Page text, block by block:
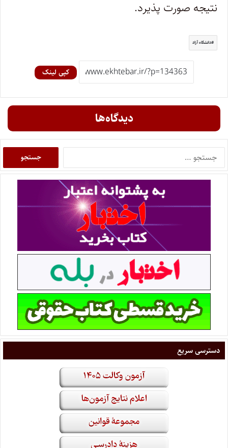
نتیجه صورت پذیرد.
دانشگاه آزاد
کپی لینک
دیدگاه‌ها
دسترسی سریع